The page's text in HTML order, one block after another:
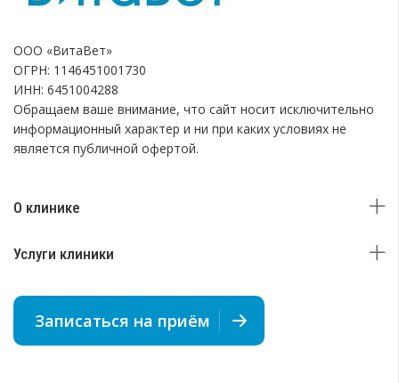
ООО «ВитаВет»
ОГРН: 1146451001730
ИНН: 6451004288
Обращаем ваше внимание, что сайт носит исключительно
информационный характер и ни при каких условиях не
является публичной офертой.
О клинике
Услуги клиники
Записаться на приём